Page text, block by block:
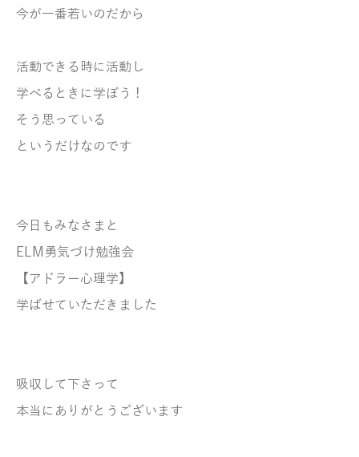
今が一番若いのだから
活動できる時に活動し
学べるときに学ぼう！
そう思っている
というだけなのです
今日もみなさまと
ELM勇気づけ勉強会
【アドラー心理学】
学ばせていただきました
吸収して下さって
本当にありがとうございます